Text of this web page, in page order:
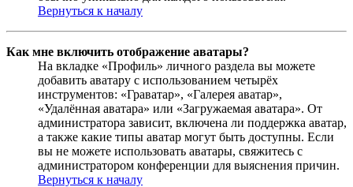
Вернуться к началу
Как мне включить отображение аватары?
На вкладке «Профиль» личного раздела вы можете
добавить аватару с использованием четырёх
инструментов: «Граватар», «Галерея аватар»,
«Удалённая аватара» или «Загружаемая аватара». От
администратора зависит, включена ли поддержка аватар,
а также какие типы аватар могут быть доступны. Если
вы не можете использовать аватары, свяжитесь с
администратором конференции для выяснения причин.
Вернуться к началу